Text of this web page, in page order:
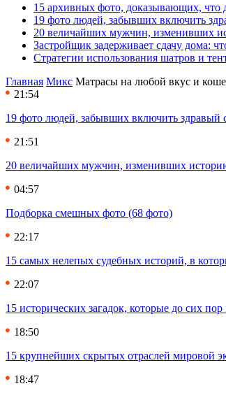
15 архивных фото, доказывающих, что
19 фото людей, забывших включить
20 величайших мужчин, изменивших
Застройщик задерживает сдачу дома:
Стратегии использования шатров и
Главная Микс Матрасы на любой вкус и
21:54
19 фото людей, забывших включить здравый
21:51
20 величайших мужчин, изменивших
04:57
Подборка смешных фото (68 фото)
22:17
15 самых нелепых судебных историй, в
22:07
15 исторических загадок, которые до сих
18:50
15 крупнейших скрытых отраслей мировой
18:47